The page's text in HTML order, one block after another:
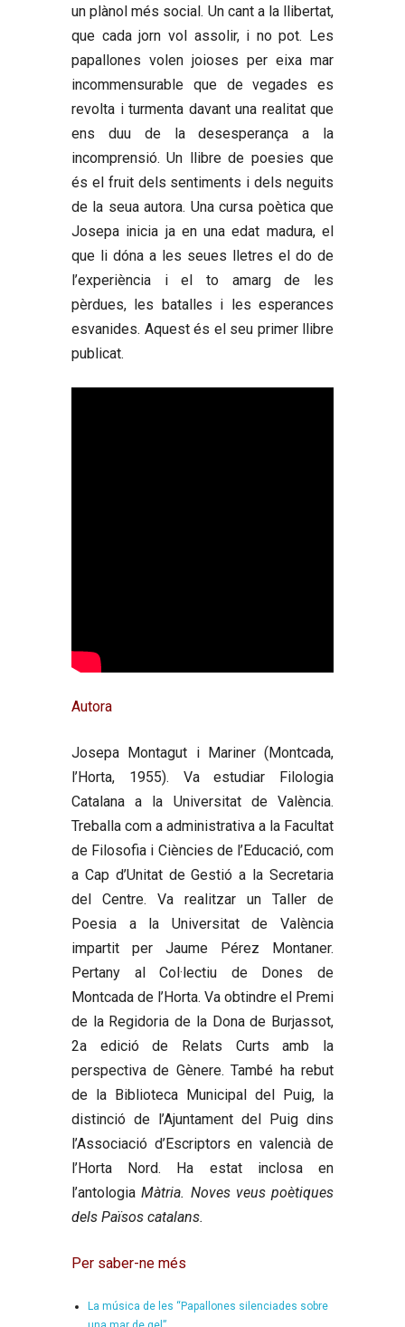
un plànol més social. Un cant a la llibertat,
que cada jorn vol assolir, i no pot. Les
papallones volen joioses per eixa mar
incommensurable que de vegades es
revolta i turmenta davant una realitat que
ens duu de la desesperança a la
incomprensió. Un llibre de poesies que
és el fruit dels sentiments i dels neguits
de la seua autora. Una cursa poètica que
Josepa inicia ja en una edat madura, el
que li dóna a les seues lletres el do de
l’experiència i el to amarg de les
pèrdues, les batalles i les esperances
esvanides. Aquest és el seu primer llibre
publicat.
Autora
Josepa Montagut i Mariner(Montcada,
l’Horta, 1955). Va estudiar Filologia
Catalana a la Universitat de València.
Treballa com a administrativa a la Facultat
de Filosofia i Ciències de l’Educació, com
a Cap d’Unitat de Gestió a la Secretaria
del Centre. Va realitzar un Taller de
Poesia a la Universitat de València
impartit per Jaume Pérez Montaner.
Pertany al Col·lectiu de Dones de
Montcada de l’Horta. Va obtindre el Premi
de la Regidoria de la Dona de Burjassot,
2a edició de Relats Curts amb la
perspectiva de Gènere. També ha rebut
de la Biblioteca Municipal del Puig, la
distinció de l’Ajuntament del Puig dins
l’Associació d’Escriptors en valencià de
l’Horta Nord. Ha estat inclosa en
l’antologiaMàtria. Noves veus poètiques
dels Països catalans.
Per saber-ne més
La música de les “Papallones silenciades sobre